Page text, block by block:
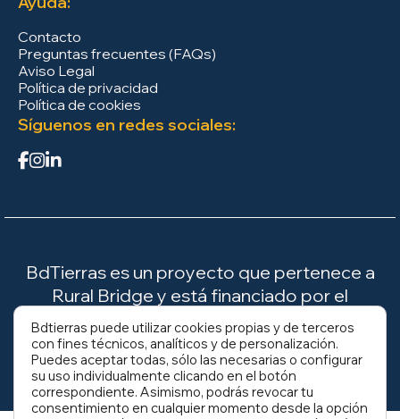
Contacto
Preguntas frecuentes (FAQs)
Aviso Legal
Política de privacidad
Política de cookies
Síguenos en redes sociales:
BdTierras es un proyecto que pertenece a
Rural Bridge y está financiado por el
Ministerio para la Transición Ecológica y el
Reto Demográfico (MITECO).
Bdtierras puede utilizar cookies propias y de terceros
con fines técnicos, analíticos y de personalización.
Puedes aceptar todas, sólo las necesarias o configurar
su uso individualmente clicando en el botón
correspondiente. Asimismo, podrás revocar tu
consentimiento en cualquier momento desde la opción